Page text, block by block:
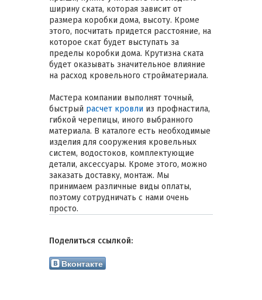
ширину ската, которая зависит от
размера коробки дома, высоту. Кроме
этого, посчитать придется расстояние, на
которое скат будет выступать за
пределы коробки дома. Крутизна ската
будет оказывать значительное влияние
на расход кровельного стройматериала.
Мастера компании выполнят точный,
быстрый расчет кровли из профнастила,
гибкой черепицы, иного выбранного
материала. В каталоге есть необходимые
изделия для сооружения кровельных
систем, водостоков, комплектующие
детали, аксессуары. Кроме этого, можно
заказать доставку, монтаж. Мы
принимаем различные виды оплаты,
поэтому сотрудничать с нами очень
просто.
Вконтакте
Поделиться ссылкой: